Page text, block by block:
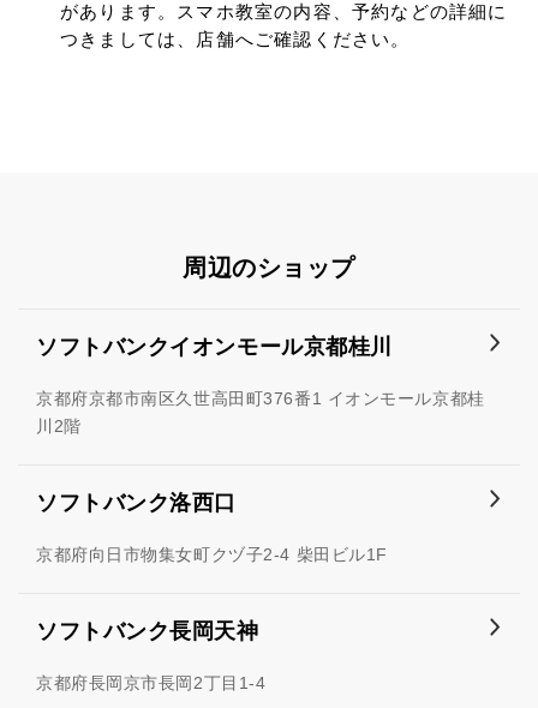
があります。スマホ教室の内容、予約などの詳細に
つきましては、店舗へご確認ください。
周辺のショップ
ソフトバンクイオンモール京都桂川
京都府京都市南区久世高田町376番1 イオンモール京都桂
川2階
ソフトバンク洛西口
京都府向日市物集女町クヅ子2-4 柴田ビル1F
ソフトバンク長岡天神
京都府長岡京市長岡2丁目1-4